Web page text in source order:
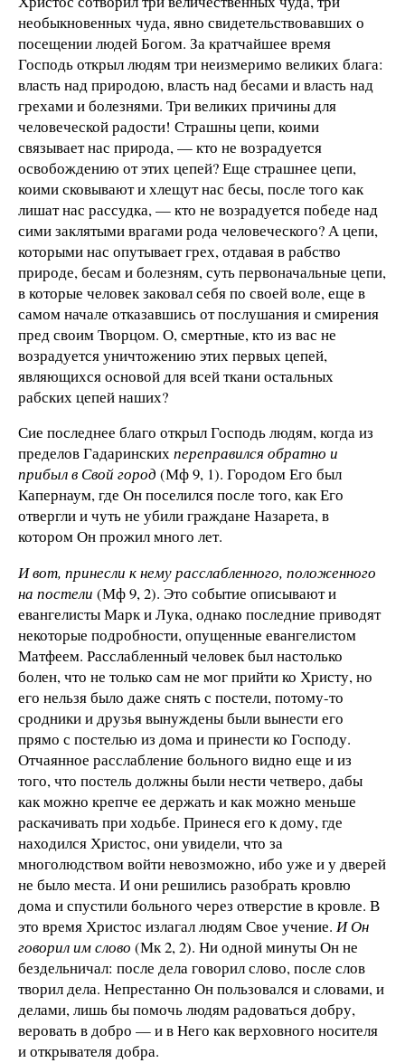
необыкновенных чуда, явно свидетельствовавших о
посещении людей Богом. За кратчайшее время
Господь открыл людям три неизмеримо великих блага:
власть над природою, власть над бесами и власть над
грехами и болезнями. Три великих причины для
человеческой радости! Страшны цепи, коими
связывает нас природа, — кто не возрадуется
освобождению от этих цепей? Еще страшнее цепи,
коими сковывают и хлещут нас бесы, после того как
лишат нас рассудка, — кто не возрадуется победе над
сими заклятыми врагами рода человеческого? А цепи,
которыми нас опутывает грех, отдавая в рабство
природе, бесам и болезням, суть первоначальные цепи,
в которые человек заковал себя по своей воле, еще в
самом начале отказавшись от послушания и смирения
пред своим Творцом. О, смертные, кто из вас не
возрадуется уничтожению этих первых цепей,
являющихся основой для всей ткани остальных
рабских цепей наших?
Сие последнее благо открыл Господь людям, когда из
пределов Гадаринскихпереправился обратно и
прибыл в Свой город (Мф 9, 1). Городом Его был
Капернаум, где Он поселился после того, как Его
отвергли и чуть не убили граждане Назарета, в
котором Он прожил много лет.
И вот, принесли к нему расслабленного, положенного
на постели (Мф 9, 2). Это событие описывают и
евангелисты Марк и Лука, однако последние приводят
некоторые подробности, опущенные евангелистом
Матфеем. Расслабленный человек был настолько
болен, что не только сам не мог прийти ко Христу, но
его нельзя было даже снять с постели, потому-то
сродники и друзья вынуждены были вынести его
прямо с постелью из дома и принести ко Господу.
Отчаянное расслабление больного видно еще и из
того, что постель должны были нести четверо, дабы
как можно крепче ее держать и как можно меньше
раскачивать при ходьбе. Принеся его к дому, где
находился Христос, они увидели, что за
многолюдством войти невозможно, ибо уже и у дверей
не было места. И они решились разобрать кровлю
дома и спустили больного через отверстие в кровле. В
это время Христос излагал людям Свое учение. И Он
говорил им слово (Мк 2, 2). Ни одной минуты Он не
бездельничал: после дела говорил слово, после слов
творил дела. Непрестанно Он пользовался и словами, и
делами, лишь бы помочь людям радоваться добру,
веровать в добро — и в Него как верховного носителя
и открывателя добра.